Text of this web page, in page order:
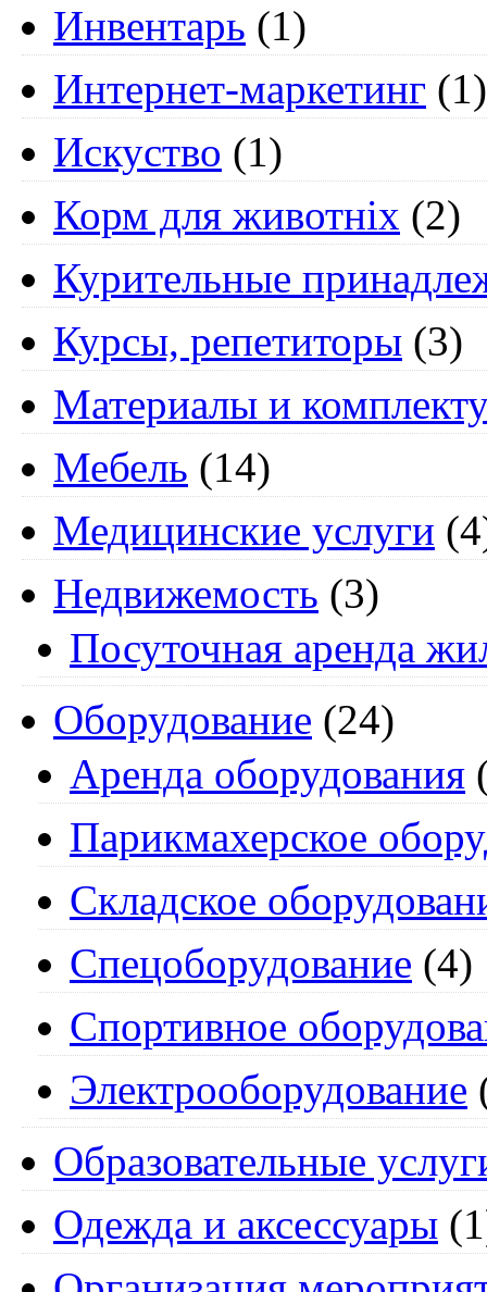
Инвентарь (1)
Интернет-маркетинг (1)
Искуство (1)
Корм для животніх (2)
Курительные
Курсы, репетиторы (3)
Материалы и
Мебель (14)
Медицинские услуги
Недвижемость (3)
Посуточная аренда
Оборудование (24)
Аренда оборудования
Парикмахерское
Складское
Спецоборудование (4)
Спортивное
Электрооборудование
Образовательные
Одежда и аксессуары